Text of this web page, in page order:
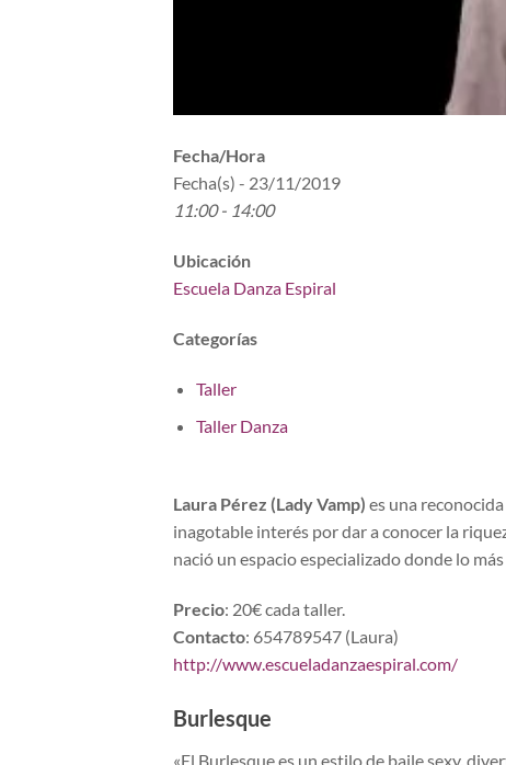
Fecha/Hora
Fecha(s) - 23/11/2019
11:00 - 14:00
Ubicación
Escuela Danza Espiral
Categorías
Taller
Taller Danza
Laura Pérez (Lady Vamp) es una
inagotable interés por dar a conocer la
nació un espacio especializado donde lo
Precio: 20€ cada taller.
Contacto: 654789547 (Laura)
http://www.escueladanzaespiral.com/
Burlesque
«El Burlesque es un estilo de baile sexy,